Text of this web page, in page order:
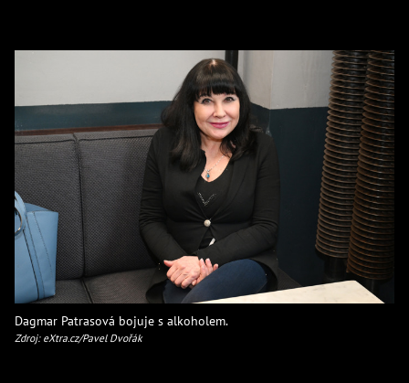
Dagmar Patrasová bojuje s alkoholem.
Zdroj: eXtra.cz/Pavel Dvořák